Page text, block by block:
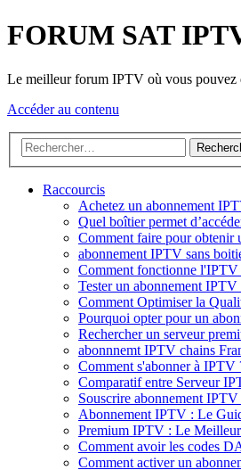
FORUM SAT
Le meilleur forum IPTV où vous pouvez
Accéder au contenu
Raccourcis
Achetez un abonnement
Quel boîtier permet
Comment faire pour obtenir
abonnement IPTV sans
Comment fonctionne
Tester un abonnement
Comment Optimiser la
Pourquoi opter pour un
Rechercher un serveur
abonnnemt IPTV chains
Comment s'abonner à IPTV
Comparatif entre Serveur
Souscrire abonnement
Abonnement IPTV : Le
Premium IPTV : Le
Comment avoir les codes
Comment activer un